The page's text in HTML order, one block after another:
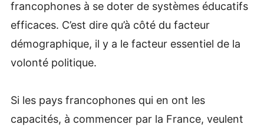
francophones à se doter de systèmes éducatifs
efficaces. C’est dire qu’à côté du facteur
démographique, il y a le facteur essentiel de la
volonté politique.
Si les pays francophones qui en ont les
capacités, à commencer par la France, veulent